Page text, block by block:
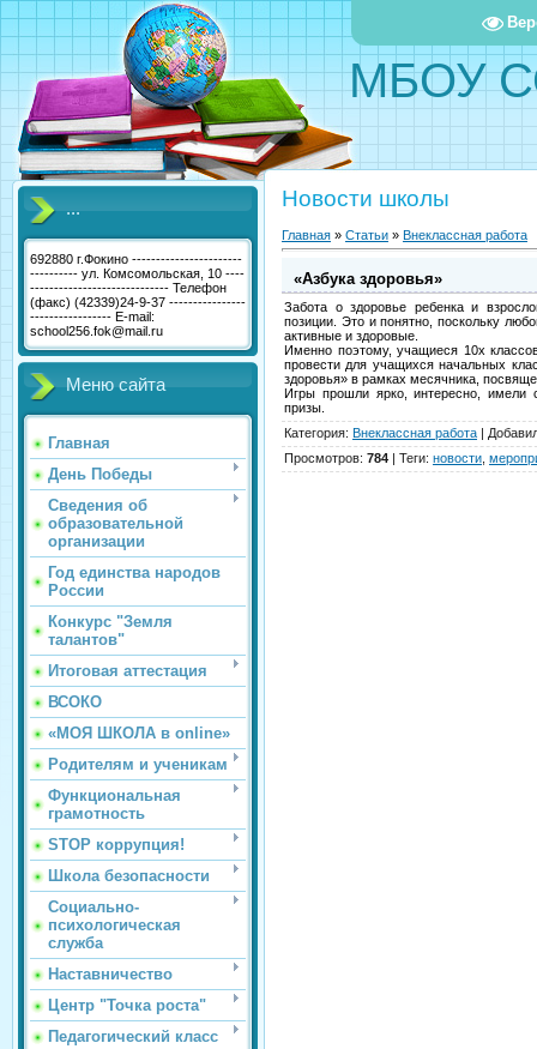
МБОУ
...
692880 г.Фокино -----------------------
---------- ул. Комсомольская, 10 ----
----------------------------- Телефон
(факс) (42339)24-9-37 ----------------
----------------- E-mail:
school256.fok@mail.ru
Меню сайта
Главная
День Победы
Сведения об
образовательной
организации
Год единства народов
России
Конкурс "Земля
талантов"
Итоговая аттестация
ВСОКО
«МОЯ ШКОЛА в online»
Родителям и ученикам
Функциональная
грамотность
STOP коррупция!
Школа безопасности
Социально-
психологическая
служба
Наставничество
Центр "Точка роста"
Педагогический класс
Новости школы
Главная » Статьи » Внеклассная работа
«Азбука здоровья»
Забота о здоровье ребенка и
позиции. Это и понятно, поскольку
активные и здоровые.
Именно поэтому, учащиеся 10х
провести для учащихся начальных
здоровья» в рамках месячника,
Игры прошли ярко, интересно, имели
призы.
Категория: Внеклассная работа |
Просмотров: 784 | Теги: новости